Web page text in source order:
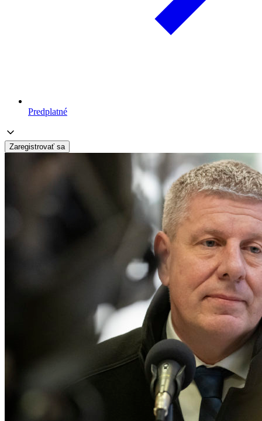
Predplatné
Zaregistrovať sa